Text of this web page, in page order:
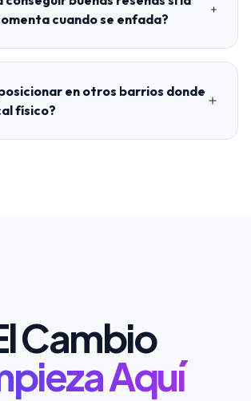
cuando se enfada?
en otros barrios donde
físico?
Cambio
Aquí